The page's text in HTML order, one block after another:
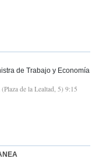
de Trabajo y Economía
de la Lealtad, 5) 9:15